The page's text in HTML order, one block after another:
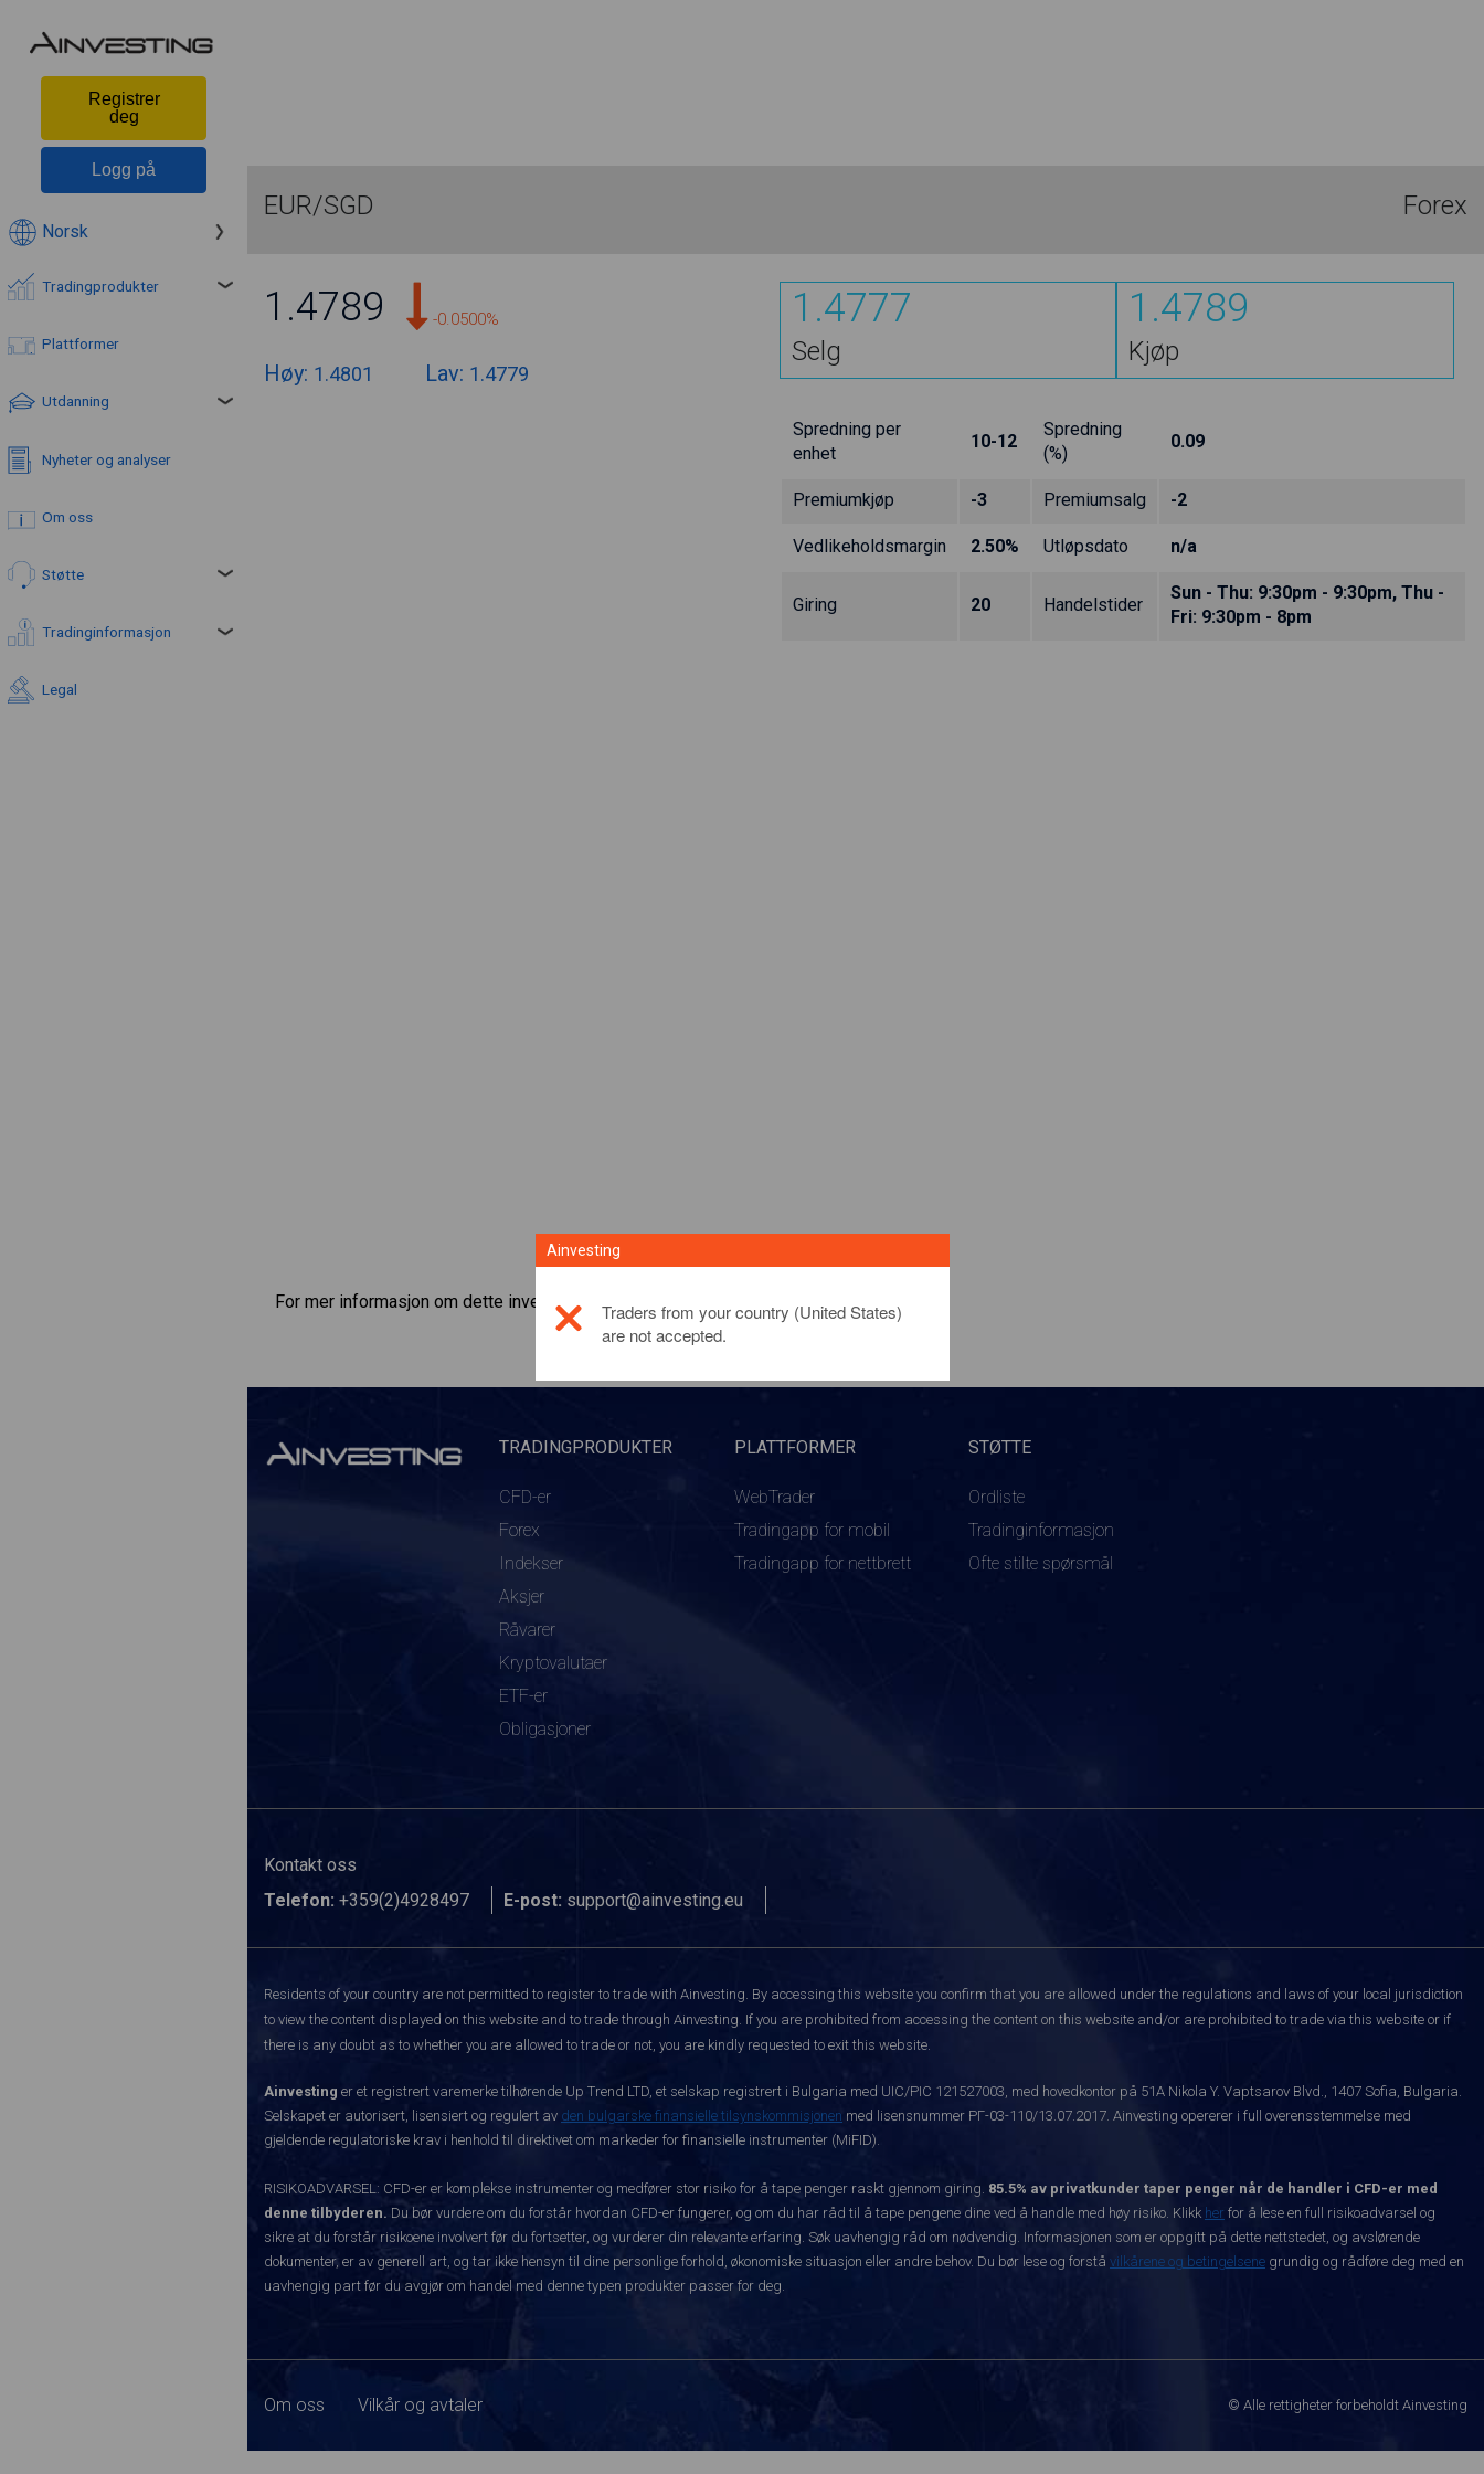
Registrer
deg
Logg på
Norsk
Tradingprodukter
Plattformer
Utdanning
Nyheter og analyser
Om oss
Støtte
Tradinginformasjon
Legal
EUR/SGD Forex
1.4789 -0.0500%
Høy: 1.4801 Lav: 1.4779
1.4777
Selg
1.4789
Kjøp
Spredning per
enhet
10-12
Spredning
(%)
0.09
Premiumkjøp -3 Premiumsalg -2
Vedlikeholdsmargin 2.50% Utløpsdato n/a
Giring 20 Handelstider
Sun - Thu: 9:30pm - 9:30pm, Thu -
Fri: 9:30pm - 8pm
For mer informasjon om dette investeringsproduktet,
TRADINGPRODUKTER
CFD-er
Forex
Indekser
Aksjer
Råvarer
Kryptovalutaer
ETF-er
Obligasjoner
PLATTFORMER
WebTrader
Tradingapp for mobil
Tradingapp for nettbrett
STØTTE
Ordliste
Tradinginformasjon
Ofte stilte spørsmål
Kontakt oss
Telefon: +359(2)4928497 E-post: support@ainvesting.eu
Residents of your country are not permitted to register to trade with Ainvesting. By accessing this website you confirm that you are allowed under the regulations and laws of your local jurisdiction
to view the content displayed on this website and to trade through Ainvesting. If you are prohibited from accessing the content on this website and/or are prohibited to trade via this website or if
there is any doubt as to whether you are allowed to trade or not, you are kindly requested to exit this website.
Ainvesting er et registrert varemerke tilhørende Up Trend LTD, et selskap registrert i Bulgaria med UIC/PIC 121527003, med hovedkontor på 51A Nikola Y. Vaptsarov Blvd., 1407 Sofia, Bulgaria.
Selskapet er autorisert, lisensiert og regulert av den bulgarske finansielle tilsynskommisjonen med lisensnummer РГ-03-110/13.07.2017. Ainvesting opererer i full overensstemmelse med
gjeldende regulatoriske krav i henhold til direktivet om markeder for finansielle instrumenter (MiFID).
RISIKOADVARSEL: CFD-er er komplekse instrumenter og medfører stor risiko for å tape penger raskt gjennom giring. 85.5% av privatkunder taper penger når de handler i CFD-er med
denne tilbyderen. Du bør vurdere om du forstår hvordan CFD-er fungerer, og om du har råd til å tape pengene dine ved å handle med høy risiko. Klikk her for å lese en full risikoadvarsel og
sikre at du forstår risikoene involvert før du fortsetter, og vurderer din relevante erfaring. Søk uavhengig råd om nødvendig. Informasjonen som er oppgitt på dette nettstedet, og avslørende
dokumenter, er av generell art, og tar ikke hensyn til dine personlige forhold, økonomiske situasjon eller andre behov. Du bør lese og forstå vilkårene og betingelsene grundig og rådføre deg med en
uavhengig part før du avgjør om handel med denne typen produkter passer for deg.
Om oss Vilkår og avtaler © Alle rettigheter forbeholdt Ainvesting
Ainvesting
Traders from your country (United States)
are not accepted.